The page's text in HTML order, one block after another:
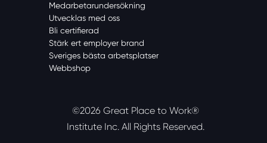
Medarbetarundersökning
Utvecklas med oss
Bli certifierad
Stärk ert employer brand
Sveriges bästa arbetsplatser
Webbshop
©2026 Great Place to Work®
Institute Inc. All Rights Reserved.